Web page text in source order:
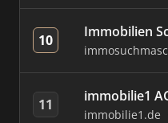
10 Immobilien
11 immobilie1
immobilie1.de